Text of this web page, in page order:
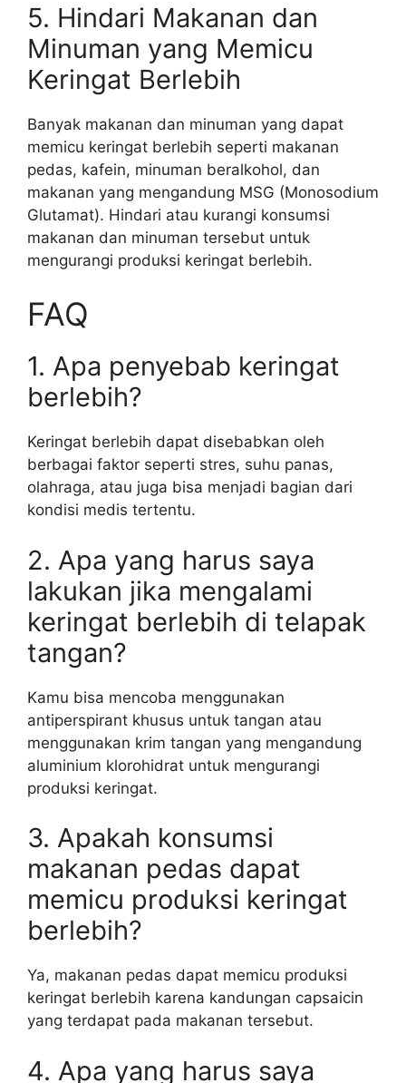
5. Hindari Makanan dan
Minuman yang Memicu
Keringat Berlebih
Banyak makanan dan minuman yang dapat
memicu keringat berlebih seperti makanan
pedas, kafein, minuman beralkohol, dan
makanan yang mengandung MSG (Monosodium
Glutamat). Hindari atau kurangi konsumsi
makanan dan minuman tersebut untuk
mengurangi produksi keringat berlebih.
FAQ
1. Apa penyebab keringat
berlebih?
Keringat berlebih dapat disebabkan oleh
berbagai faktor seperti stres, suhu panas,
olahraga, atau juga bisa menjadi bagian dari
kondisi medis tertentu.
2. Apa yang harus saya
lakukan jika mengalami
keringat berlebih di telapak
tangan?
Kamu bisa mencoba menggunakan
antiperspirant khusus untuk tangan atau
menggunakan krim tangan yang mengandung
aluminium klorohidrat untuk mengurangi
produksi keringat.
3. Apakah konsumsi
makanan pedas dapat
memicu produksi keringat
berlebih?
Ya, makanan pedas dapat memicu produksi
keringat berlebih karena kandungan capsaicin
yang terdapat pada makanan tersebut.
4. Apa yang harus saya